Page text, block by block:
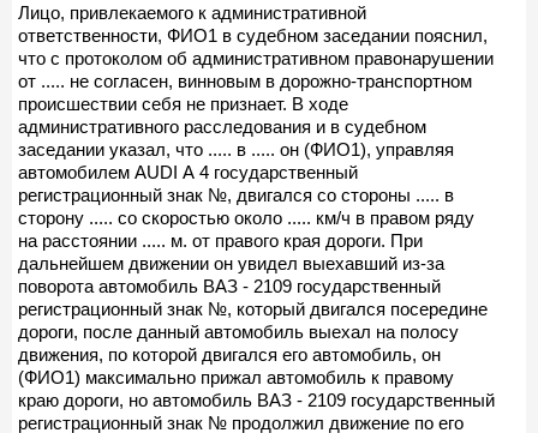
Лицо, привлекаемого к административной
ответственности, ФИО1 в судебном заседании пояснил,
что с протоколом об административном правонарушении
от ..... не согласен, винновым в дорожно-транспортном
происшествии себя не признает. В ходе
административного расследования и в судебном
заседании указал, что ..... в ..... он (ФИО1), управляя
автомобилем AUDI А 4 государственный
регистрационный знак №, двигался со стороны ..... в
сторону ..... со скоростью около ..... км/ч в правом ряду
на расстоянии ..... м. от правого края дороги. При
дальнейшем движении он увидел выехавший из-за
поворота автомобиль ВАЗ - 2109 государственный
регистрационный знак №, который двигался посередине
дороги, после данный автомобиль выехал на полосу
движения, по которой двигался его автомобиль, он
(ФИО1) максимально прижал автомобиль к правому
краю дороги, но автомобиль ВАЗ - 2109 государственный
регистрационный знак № продолжил движение по его